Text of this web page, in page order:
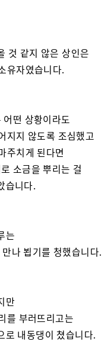
것 같지 않은 상인은
유자였습니다.
떤 상황이라도
지지 않도록 조심했고
주치게 된다면
소금을 뿌리는 걸
습니다.
는
나 뵙기를 청했습니다.
만
를 부러뜨리고는
로 내동댕이 쳤습니다.